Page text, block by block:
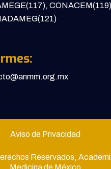
Aviso de Privacidad
Reservados,
Medicina de México